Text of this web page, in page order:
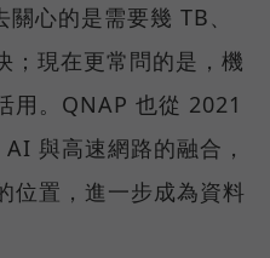
心的是需要幾 TB、
；現在更常問的是，機
用。QNAP 也從 2021
與高速網路的融合，
位置，進一步成為資料